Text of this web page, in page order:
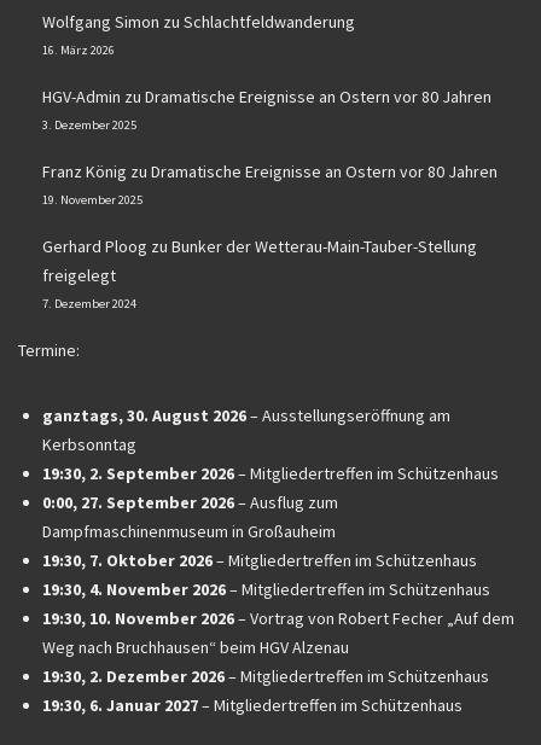
Wolfgang Simon zu Schlachtfeldwanderung
16. März 2026
HGV-Admin zu Dramatische Ereignisse an Ostern vor 80 Jahren
3. Dezember 2025
Franz König zu Dramatische Ereignisse an Ostern vor 80 Jahren
19. November 2025
Gerhard Ploog zu Bunker der Wetterau-Main-Tauber-Stellung
freigelegt
7. Dezember 2024
Termine:
ganztags,30. August 2026–Ausstellungseröffnung am
Kerbsonntag
19:30, 2. September 2026–Mitgliedertreffen im Schützenhaus
0:00, 27. September 2026–Ausflug zum
Dampfmaschinenmuseum in Großauheim
19:30, 7. Oktober 2026–Mitgliedertreffen im Schützenhaus
19:30, 4. November 2026–Mitgliedertreffen im Schützenhaus
19:30, 10. November 2026–Vortrag von Robert Fecher „Auf dem
Weg nach Bruchhausen“ beim HGV Alzenau
19:30, 2. Dezember 2026–Mitgliedertreffen im Schützenhaus
19:30, 6. Januar 2027–Mitgliedertreffen im Schützenhaus